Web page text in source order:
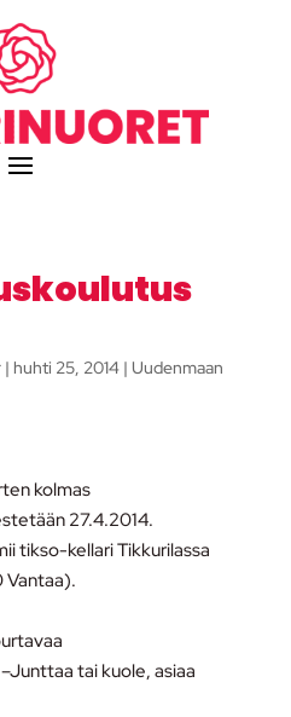
| huhti 25, 2014| Uudenmaan
kolmas
27.4.2014.
tikso-kellari Tikkurilassa
Vantaa).
tai kuole, asiaa